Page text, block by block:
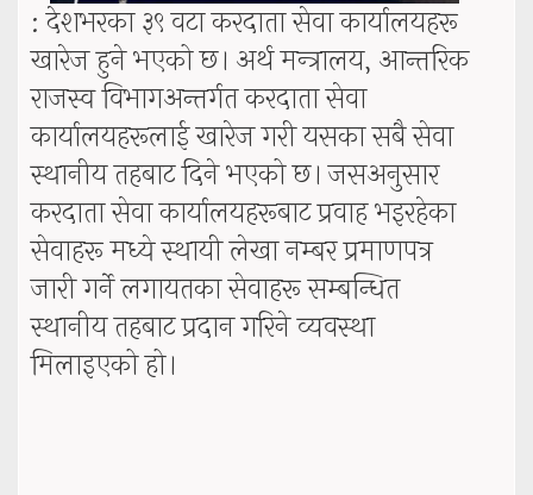
: देशभरका ३९ वटा करदाता सेवा कार्यालयहरू
खारेज हुने भएको छ। अर्थ मन्त्रालय, आन्तरिक
राजस्व विभागअन्तर्गत करदाता सेवा
कार्यालयहरूलाई खारेज गरी यसका सबै सेवा
स्थानीय तहबाट दिने भएको छ। जसअनुसार
करदाता सेवा कार्यालयहरूबाट प्रवाह भइरहेका
सेवाहरू मध्ये स्थायी लेखा नम्बर प्रमाणपत्र
जारी गर्ने लगायतका सेवाहरू सम्बन्धित
स्थानीय तहबाट प्रदान गरिने व्यवस्था
मिलाइएको हो।